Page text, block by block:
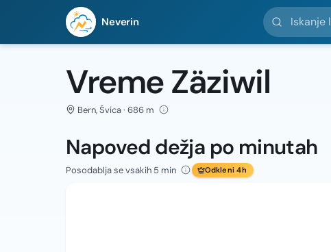
Neverin
Iskanje lokacij
Vreme Zäziwil
Bern, Švica · 686 m
Napoved dežja po minutah
Posodablja se vsakih 5 min Odkleni 4h